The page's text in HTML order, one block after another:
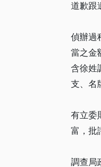
道歉跟
偵辦過
當之金
含徐姓
支、名
有立委
富，批
調查局